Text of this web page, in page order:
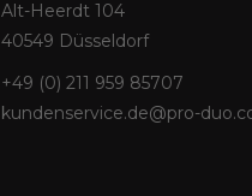
Alt-Heerdt 104
40549 Düsseldorf
+49 (0) 211 959 85707
kundenservice.de@pro-